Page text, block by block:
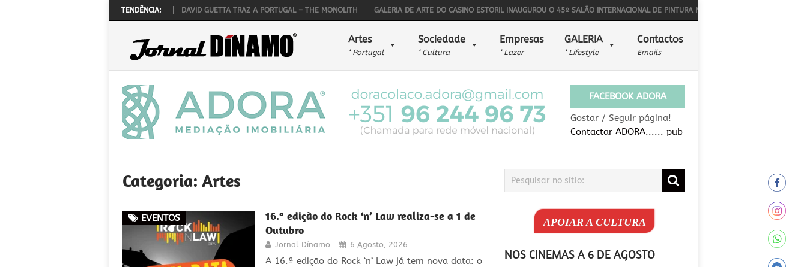
TENDÊNCIA:
‘N’ LAW REALIZA-SE A 1 DE OUTUBRO DAVID GUETTA TRAZ A PORTUGAL – THE MONOLITH GALERIA DE ARTE DO CASINO ESTORIL INAUGUROU O 45º SALÃO INTERNACIONAL DE PINTURA NAÏF
Artes
‘ Portugal
Sociedade
‘ Cultura
Empresas
‘ Lazer
GALERIA
‘ Lifestyle
Contactos
Emails
FACEBOOK ADORA
Gostar / Seguir página!
Contactar ADORA...... pub
Categoria: Artes
EVENTOS
16.ª edição do Rock ‘n’ Law realiza-se a 1 de
Outubro
Jornal Dínamo 6 Agosto, 2026
A 16.ª edição do Rock ‘n’ Law já tem nova data: o
APOIAR A CULTURA
NOS CINEMAS A 6 DE AGOSTO